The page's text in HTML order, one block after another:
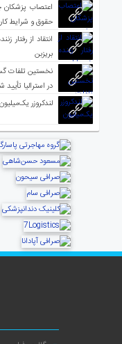
اعتصاب پزشکان
حقوق و شرایط
انتقاد از رفتار
بریزبن
نخستین تلفات
در استرالیا تأیید
لندکروزر